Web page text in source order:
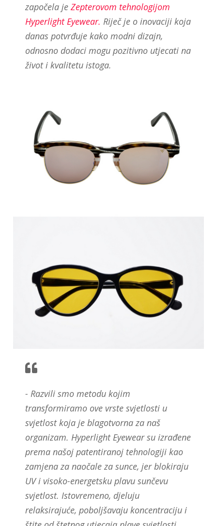
započela je Zepterovom tehnologijom
Hyperlight Eyewear. Riječ je o inovaciji koja
danas potvrđuje kako modni dizajn,
odnosno dodaci mogu pozitivno utjecati na
život i kvalitetu istoga.
- Razvili smo metodu kojim
transformiramo ove vrste svjetlosti u
svjetlost koja je blagotvorna za naš
organizam. Hyperlight Eyewear su izrađene
prema našoj patentiranoj tehnologiji kao
zamjena za naočale za sunce, jer blokiraju
UV i visoko-energetsku plavu sunčevu
svjetlost. Istovremeno, djeluju
relaksirajuće, poboljšavaju koncentraciju i